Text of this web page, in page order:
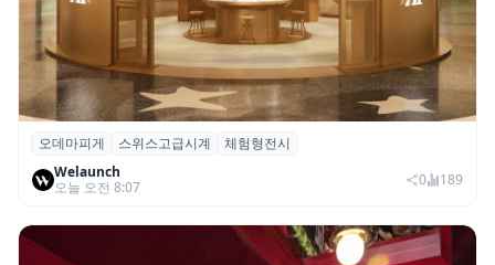
오데마 피게, 부산 신세계 센텀시티서 체험
형 전시 ‘시간을 빚다’ 개최
오데마피게 스위스고급시계
체험형전시
Welaunch
오늘 오전 8:07
0 189